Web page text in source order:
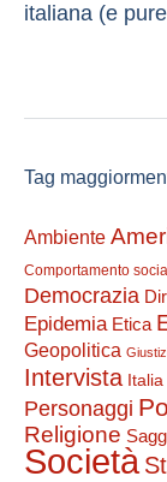
italiana (e
Tag
Ambiente
Comportamento
Democrazia
Epidemia Etica
Geopolitica
Intervista Italia
Personaggi
Religione
Società